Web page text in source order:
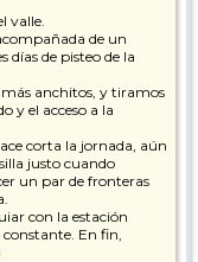
valle.
de un
días de pisteo de la
anchitos, y tiramos
y el acceso a la
corta la jornada, aún
justo cuando
un par de fronteras
con la estación
En fin,